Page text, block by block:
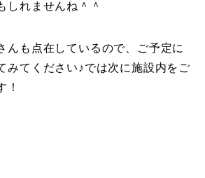
しれませんね＾＾
んも点在しているので、ご予定に
みてください♪では次に施設内をご
！